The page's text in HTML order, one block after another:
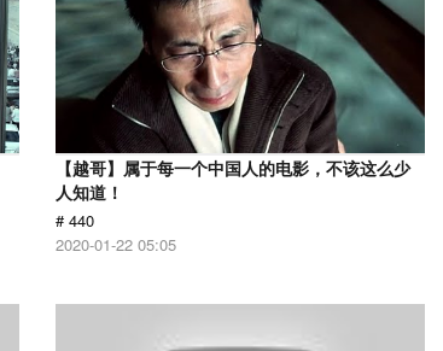
【越哥】属于每一个中国人的电影，不该这么少
人知道！
# 440
2020-01-22 05:05